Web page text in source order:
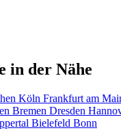
in der Nähe
Köln Frankfurt am
Bremen Dresden
Bielefeld Bonn